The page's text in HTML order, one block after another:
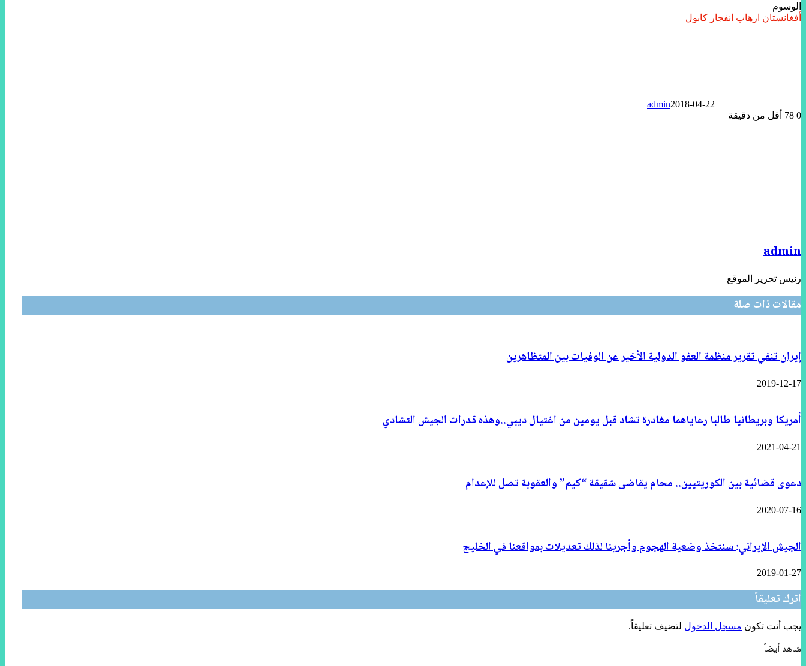
الوسوم
أفغانستان ارهاب انفجار كابول
admin2018-04-22
0
أقل من دقيقة
admin
رئيس تحرير الموقع
مقالات ذات صلة
إيران تنفي تقرير منظمة العفو الدولية الأخير عن الوفيات بين المتظاهرين
2019-12-17
أمريكا وبريطانيا طالبا رعاياهما مغادرة تشاد قبل يومين من اغتيال ديبي..وهذه قدرات الجيش التشادي
2021-04-21
دعوى قضائية بين الكوريتيين.. محام يقاضى شقيقة “كيم” والعقوبة تصل للإعدام
2020-07-16
الجيش الإيراني: سنتخذ وضعية الهجوم وأجرينا لذلك تعديلات بمواقعنا في الخليج
2019-01-27
اترك تعليقاً
يجب أنت تكون مسجل الدخول لتضيف تعليقاً.
شاهد أيضاً